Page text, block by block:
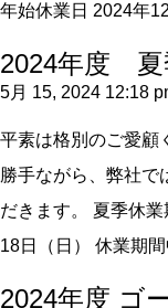
年始休業日 2024年
2024年度 夏
5月 15, 2024 12:18
平素は格別のご愛顧
勝手ながら、弊社で
だきます。 夏季休
18日（日） 休業期
2024年度 ゴ